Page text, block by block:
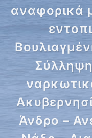
αναφορικά
Άνδρο –